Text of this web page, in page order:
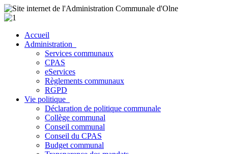
Accueil
Administration
Services communaux
CPAS
eServices
Règlements communaux
RGPD
Vie politique
Déclaration de politique communale
Collège communal
Conseil communal
Conseil du CPAS
Budget communal